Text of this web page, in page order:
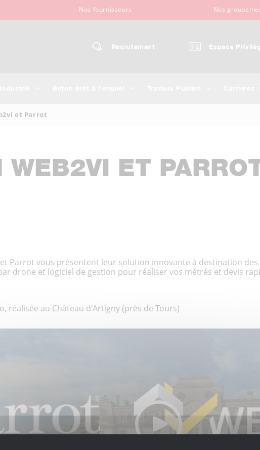
Nos fournisseurs Nos
Recrutement Espace
et Parrot
WEB2VI ET
et Parrot vous présentent leur solution innovante à destination
drone et logiciel de gestion pour réaliser vos métrés et devis
réalisée au Château d'Artigny (près de Tours)